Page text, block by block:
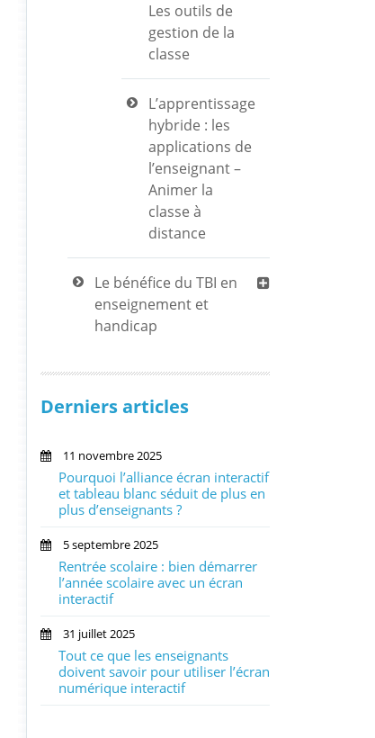
Les outils de
gestion de la
classe
L’apprentissage
hybride : les
applications de
l’enseignant –
Animer la
classe à
distance
Le bénéfice du TBI en
enseignement et
handicap
Derniers articles
11 novembre 2025
Pourquoi l’alliance écran interactif
et tableau blanc séduit de plus en
plus d’enseignants ?
5 septembre 2025
Rentrée scolaire : bien démarrer
l’année scolaire avec un écran
interactif
31 juillet 2025
Tout ce que les enseignants
doivent savoir pour utiliser l’écran
numérique interactif